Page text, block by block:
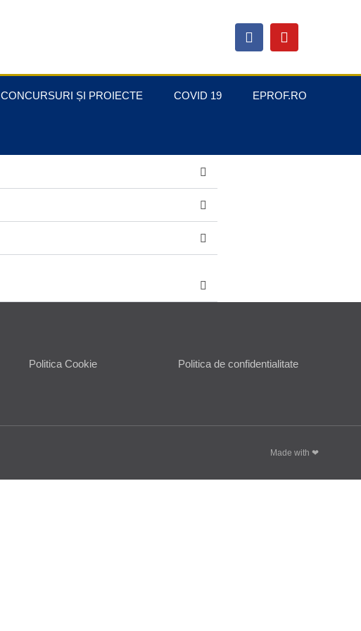
CONCURSURI ȘI PROIECTE COVID 19 EPROF.RO
Politica Cookie Politica de confidentialitate
Made with ❤